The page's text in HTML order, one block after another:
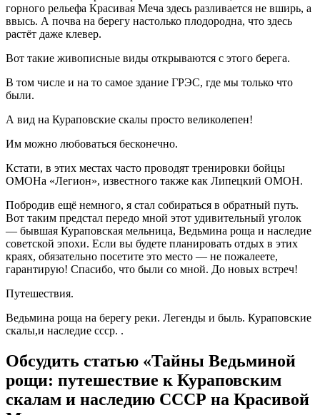
горного рельефа Красивая Меча здесь разливается не вширь, а
ввысь. А почва на берегу настолько плодородна, что здесь
растёт даже клевер.
Вот такие живописные виды открываются с этого берега.
В том числе и на то самое здание ГРЭС, где мы только что
были.
А вид на Кураповские скалы просто великолепен!
Им можно любоваться бесконечно.
Кстати, в этих местах часто проводят тренировки бойцы
ОМОНа «Легион», известного также как Липецкий ОМОН.
Побродив ещё немного, я стал собираться в обратный путь.
Вот таким предстал передо мной этот удивительный уголок
— бывшая Кураповская мельница, Ведьмина роща и наследие
советской эпохи. Если вы будете планировать отдых в этих
краях, обязательно посетите это место — не пожалеете,
гарантирую! Спасибо, что были со мной. До новых встреч!
Путешествия.
Ведьмина роща на берегу реки. Легенды и быль. Кураповские
скалы,и наследие ссср. .
Обсудить статью «Тайны Ведьминой
рощи: путешествие к Кураповским
скалам и наследию СССР на Красивой